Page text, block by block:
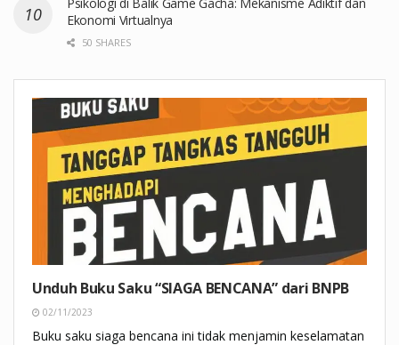
Ekonomi Virtualnya
50 SHARES
Unduh Buku Saku “SIAGA BENCANA” dari BNPB
02/11/2023
Buku saku siaga bencana ini tidak menjamin keselamatan